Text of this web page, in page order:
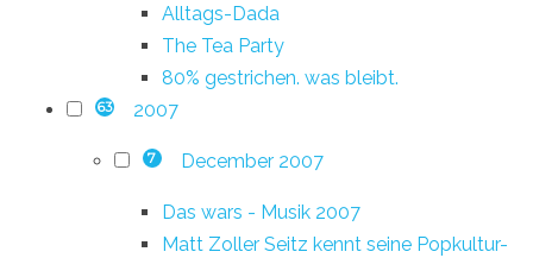
Alltags-Dada
The Tea Party
80% gestrichen. was bleibt.
63 2007
7 December 2007
Das wars - Musik 2007
Matt Zoller Seitz kennt seine Popkultur-